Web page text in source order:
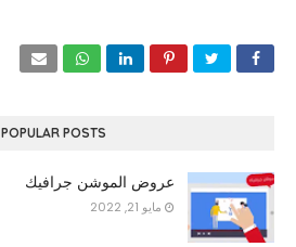
POPULAR POSTS
عروض الموشن جرافيك
مايو 21, 2022